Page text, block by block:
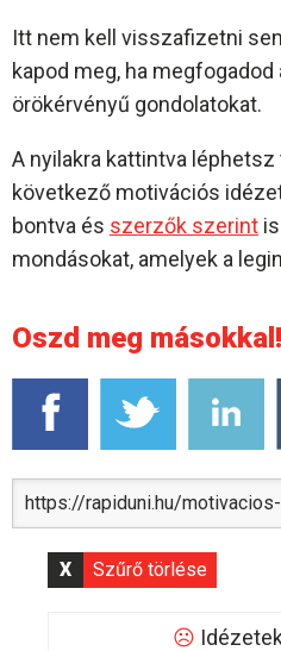
Itt nem kell visszafizetni
kapod meg, ha
örökérvényű gondolatokat.
A nyilakra kattintva
következő motivációs
bontva és szerzők szerint
mondásokat, amelyek a
Oszd meg másokkal!
X Szűrő törlése
☹